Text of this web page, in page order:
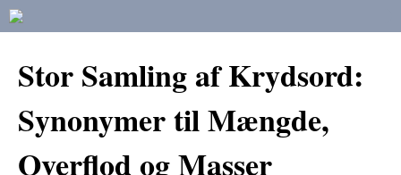
Stor Samling af Krydsord:
Synonymer til Mængde,
Overflod og Masser